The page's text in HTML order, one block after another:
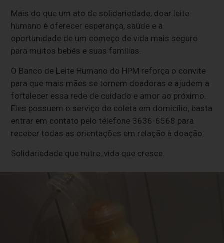
Mais do que um ato de solidariedade, doar leite
humano é oferecer esperança, saúde e a
oportunidade de um começo de vida mais seguro
para muitos bebês e suas famílias.
O Banco de Leite Humano do HPM reforça o convite
para que mais mães se tornem doadoras e ajudem a
fortalecer essa rede de cuidado e amor ao próximo.
Eles possuem o serviço de coleta em domicílio, basta
entrar em contato pelo telefone 3636-6568 para
receber todas as orientações em relação à doação.
Solidariedade que nutre, vida que cresce.